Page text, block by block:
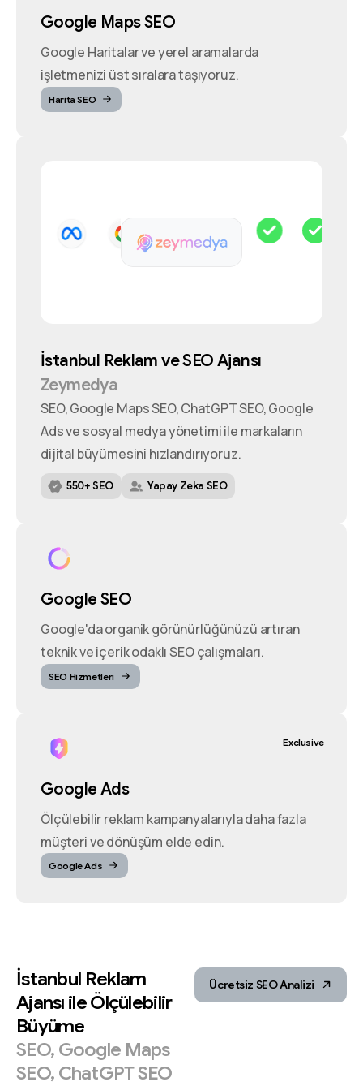
Google Maps SEO
Google Haritalar ve yerel aramalarda
işletmenizi üst sıralara taşıyoruz.
Harita SEO
İstanbul ReklamveSEOAjansı
Zeymedya
SEO, Google Maps SEO, ChatGPT SEO, Google
Ads ve sosyal medya yönetimi ile markaların
dijital büyümesini hızlandırıyoruz.
550+ SEO Yapay Zeka SEO
Google SEO
Google'da organik görünürlüğünüzü artıran
teknik ve içerik odaklı SEO çalışmaları.
SEO Hizmetleri
Google Ads
Ölçülebilir reklam kampanyalarıyla daha fazla
müşteri ve dönüşüm elde edin.
Google Ads
Exclusive
İstanbul Reklam
Ajansı ileÖlçülebilir
Büyüme
SEO, Google Maps
SEO, ChatGPTSEO
Ücretsiz SEO Analizi